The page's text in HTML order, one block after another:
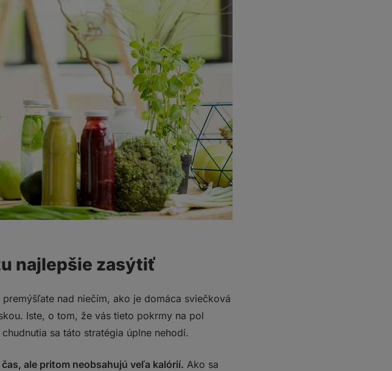
najlepšie zasýtiť
nad niečím, ako je domáca sviečková
Iste, o tom, že vás tieto pokrmy na pol
sa táto stratégia úplne nehodí.
ale pritom neobsahujú veľa kalórií. Ako sa